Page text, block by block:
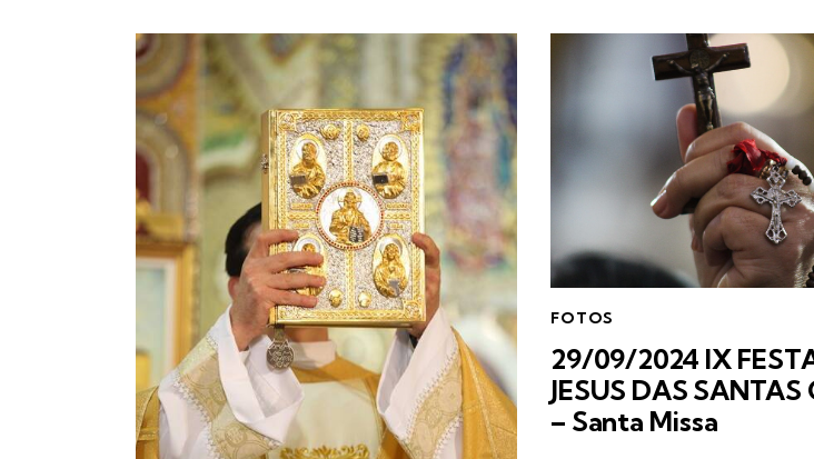
FOTOS
29/09/2024 IX
JESUS DAS
– Santa Missa